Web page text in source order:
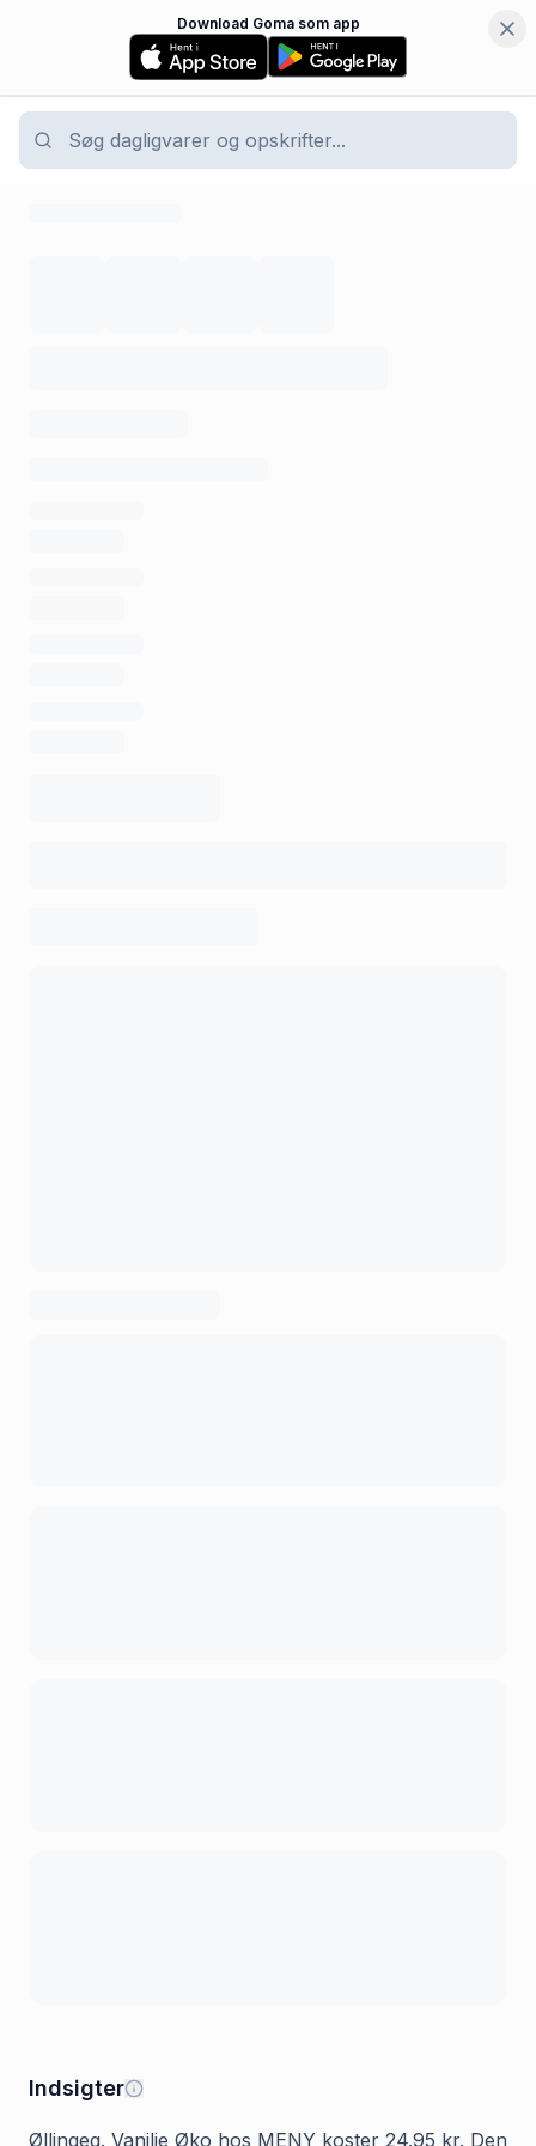
Download Goma som app
Indsigter
Øllingeg. Vanilje Øko hos MENY koster 24.95 kr. Den